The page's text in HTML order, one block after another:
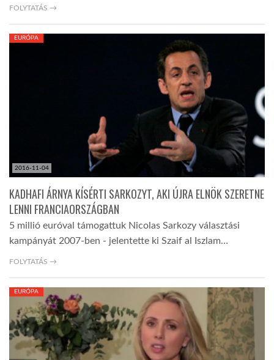
FOLYTATÁS →
2016-11-04
EURÓPA
KADHAFI ÁRNYA KÍSÉRTI SARKOZYT, AKI ÚJRA ELNÖK SZERETNE
LENNI FRANCIAORSZÁGBAN
5 millió euróval támogattuk Nicolas Sarkozy választási
kampányát 2007-ben - jelentette ki Szaif al Iszlam…
FOLYTATÁS →
EURÓPA